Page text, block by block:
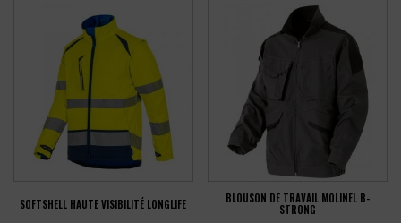
SOFTSHELL HAUTE VISIBILITÉ LONGLIFE
BLOUSON DE TRAVAIL MOLINEL B-
STRONG